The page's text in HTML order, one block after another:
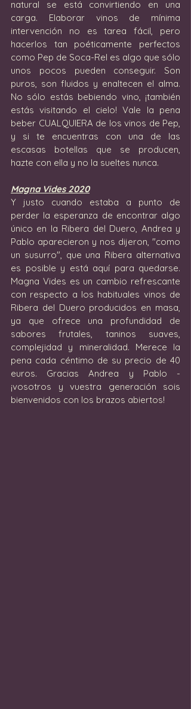
natural se está convirtiendo en una
carga. Elaborar vinos de mínima
intervención no es tarea fácil, pero
hacerlos tan poéticamente perfectos
como Pep de Soca-Rel es algo que sólo
unos pocos pueden conseguir. Son
puros, son fluidos y enaltecen el alma.
No sólo estás bebiendo vino, ¡también
estás visitando el cielo! Vale la pena
beber CUALQUIERA de los vinos de Pep,
y si te encuentras con una de las
escasas botellas que se producen,
hazte con ella y no la sueltes nunca.
Magna Vides 2020
Y justo cuando estaba a punto de
perder la esperanza de encontrar algo
único en la Ribera del Duero, Andrea y
Pablo aparecieron y nos dijeron, "como
un susurro", que una Ribera alternativa
es posible y está aquí para quedarse.
Magna Vides es un cambio refrescante
con respecto a los habituales vinos de
Ribera del Duero producidos en masa,
ya que ofrece una profundidad de
sabores frutales, taninos suaves,
complejidad y mineralidad. Merece la
pena cada céntimo de su precio de 40
euros. Gracias Andrea y Pablo -
¡vosotros y vuestra generación sois
bienvenidos con los brazos abiertos!